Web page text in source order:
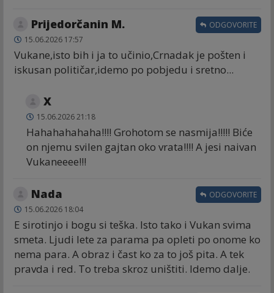
Prijedorčanin M.
15.06.2026 17:57
Vukane,isto bih i ja to učinio,Crnadak je pošten i
iskusan političar,idemo po pobjedu i sretno...
ODGOVORITE
X
15.06.2026 21:18
Hahahahahaha!!!! Grohotom se nasmija!!!!! Biće
on njemu svilen gajtan oko vrata!!!! A jesi naivan
Vukaneeee!!!
Nada
15.06.2026 18:04
E sirotinjo i bogu si teška. Isto tako i Vukan svima
smeta. Ljudi lete za parama pa opleti po onome ko
nema para. A obraz i čast ko za to još pita. A tek
pravda i red. To treba skroz uništiti. Idemo dalje.
ODGOVORITE